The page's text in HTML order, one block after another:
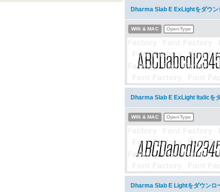
Dharma Slab E ExLightをダウン
WIN & MAC OpenType
Dharma Slab E ExLight Italicを
WIN & MAC OpenType
Dharma Slab E Lightをダウンロ